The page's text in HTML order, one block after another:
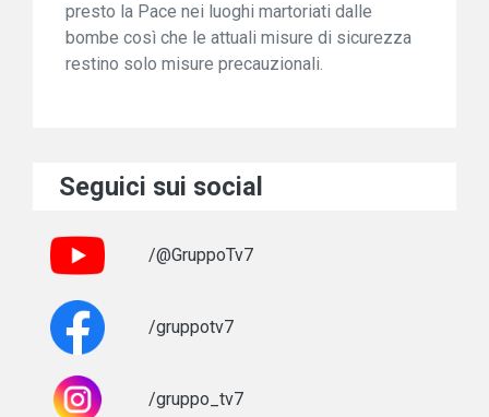
presto la Pace nei luoghi martoriati dalle
bombe così che le attuali misure di sicurezza
restino solo misure precauzionali.
Seguici sui social
/@GruppoTv7
/gruppotv7
/gruppo_tv7